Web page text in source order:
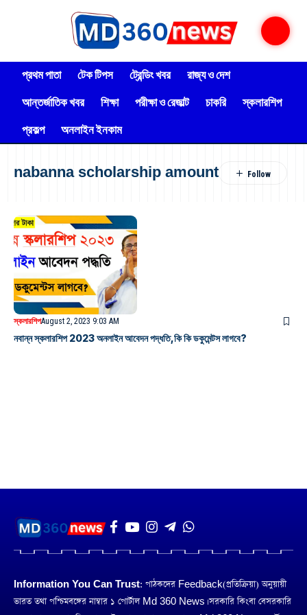
প্রথম পাতা টেক টিপস ট্রেন্ডিং খবর
রাজ্য ও দেশ
আন্তর্জাতিক খবর
শিক্ষা পরীক্ষা ও রেজাল্ট চাকরি
স্কলারশিপ
প্রকল্প
অনলাইন ইনকাম
nabanna scholarship amount
স্কলারশিপAugust 2, 2023 9:03 AM
নবান্ন স্কলারশিপ 2023 অনলাইন আবেদন পদ্ধতি,কি কি ডকুমেন্টস লাগবে?
Information You Can Trust: পাঠকদের Feedback(প্রতিক্রিয়া) অনুয়ায়ী
ভারত তথা পশ্চিমবঙ্গের নাম্বার ১ পোর্টাল Md 360 News। সরকারি কিংবা বেসরকারি